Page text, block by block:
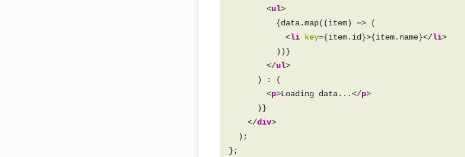
        <
ul
            <
li key={item.id}>{item.name}</li
        </
ul
        <
p>Loading data...</p
    </
div